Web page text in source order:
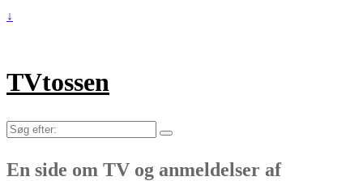
↓
TVtossen
Søg
En side om TV og anmeldelser af